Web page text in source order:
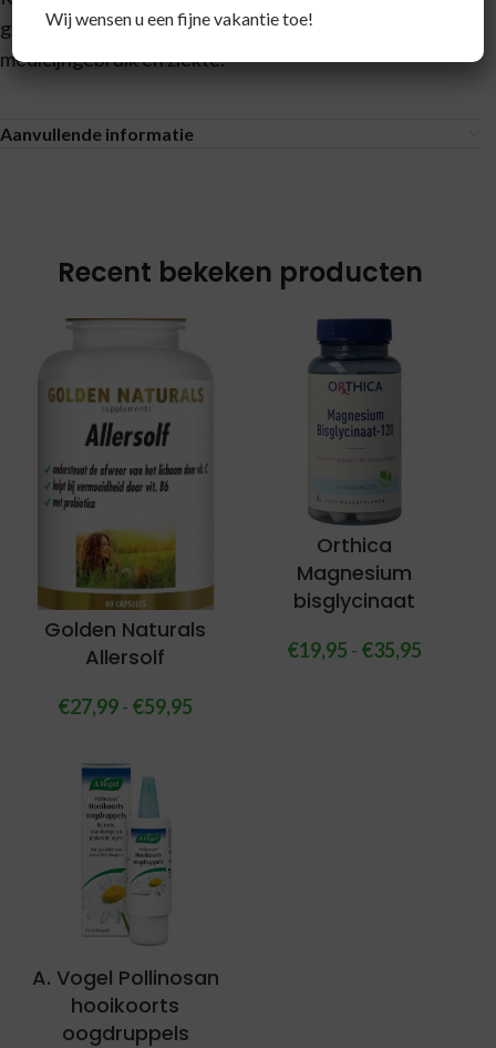
gebruiken in geval van zwangerschap, lactatie,
medicijngebruik en ziekte.
Aanvullende informatie
Recent bekeken producten
Golden Naturals
Allersolf
€27,99- €59,95
Orthica
Magnesium
bisglycinaat
€19,95 - €35,95
A. Vogel Pollinosan
hooikoorts
oogdruppels
Wij wensen u een fijne vakantie toe!